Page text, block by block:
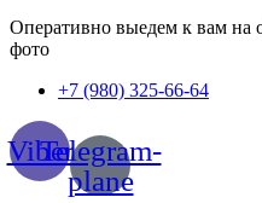
Оперативно выедем к вам на
фото
+7 (980) 325-66-64
ViberTelegram-
plane